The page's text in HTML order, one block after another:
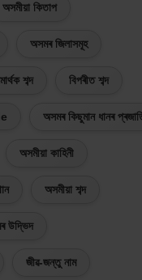
অসমীয়া কিতাপ
অসমৰ জিলাসমূহ
শব্দ বিপৰীত শব্দ
অসমৰ কিছুমান ধানৰ
অসমীয়া কাহিনী
অসমীয়া শব্দ
উদ্ভিদ
জীৱ-জন্তু নাম